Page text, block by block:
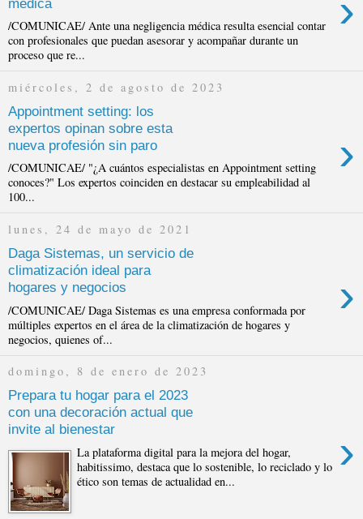
›
/COMUNICAE/ Ante una negligencia médica resulta esencial contar
con profesionales que puedan asesorar y acompañar durante un
proceso que re...
miércoles, 2 de agosto de 2023
Appointment setting: los
expertos opinan sobre esta
nueva profesión sin paro
›
/COMUNICAE/ "¿A cuántos especialistas en Appointment setting
conoces?" Los expertos coinciden en destacar su empleabilidad al
100...
lunes, 24 de mayo de 2021
Daga Sistemas, un servicio de
climatización ideal para
hogares y negocios
›
/COMUNICAE/ Daga Sistemas es una empresa conformada por
múltiples expertos en el área de la climatización de hogares y
negocios, quienes of...
domingo, 8 de enero de 2023
Prepara tu hogar para el 2023
con una decoración actual que
invite al bienestar
›
La plataforma digital para la mejora del hogar,
habitissimo, destaca que lo sostenible, lo reciclado y lo
ético son temas de actualidad en...